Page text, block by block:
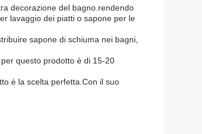
decorazione del bagno.rendendo
lavaggio dei piatti o sapone per le
sapone di schiuma nei bagni,
questo prodotto è di 15-20
è la scelta perfetta.Con il suo